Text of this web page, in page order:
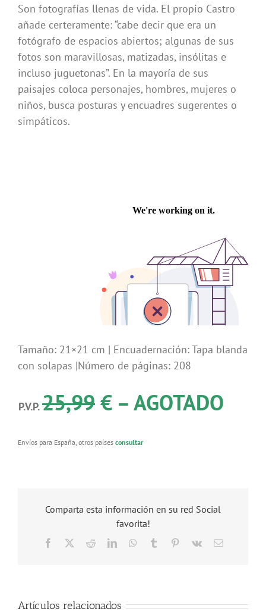
Son fotografías llenas de vida. El propio Castro
añade certeramente: “cabe decir que era un
fotógrafo de espacios abiertos; algunas de sus
fotos son maravillosas, matizadas, insólitas e
incluso juguetonas”. En la mayoría de sus
paisajes coloca personajes, hombres, mujeres o
niños, busca posturas y encuadres sugerentes o
simpáticos.
Tamaño: 21×21 cm | Encuadernación: Tapa blanda
con solapas |Número de páginas: 208
P.V.P.25,99€ – AGOTADO
Envíos para España, otros países consultar
Comparta esta información en su red Social
favorita!
Facebook RedditLinkedInWhatsApp
Tumblr Pinterest
Vk
Correo
Artículos relacionados